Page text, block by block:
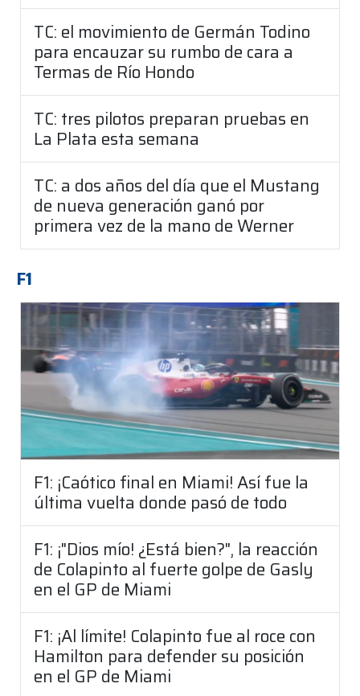
TC: el movimiento de Germán Todino
para encauzar su rumbo de cara a
Termas de Río Hondo
TC: tres pilotos preparan pruebas en
La Plata esta semana
TC: a dos años del día que el Mustang
de nueva generación ganó por
primera vez de la mano de Werner
F1
F1: ¡Caótico final en Miami! Así fue la
última vuelta donde pasó de todo
F1: ¡"Dios mío! ¿Está bien?", la reacción
de Colapinto al fuerte golpe de Gasly
en el GP de Miami
F1: ¡Al límite! Colapinto fue al roce con
Hamilton para defender su posición
en el GP de Miami